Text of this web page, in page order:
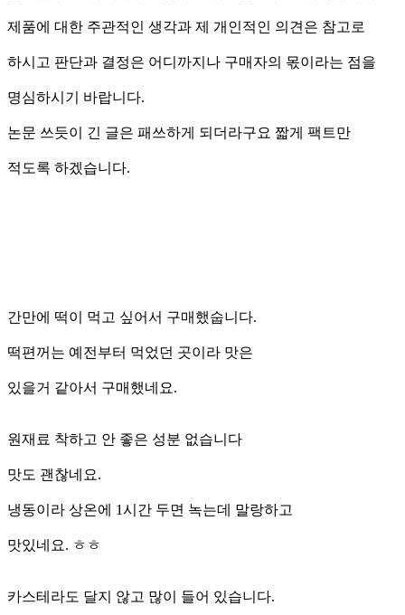
제품에 대한 주관적인 생각과 제 개인적인 의견은 참고로
하시고 판단과 결정은 어디까지나 구매자의 몫이라는 점을
명심하시기 바랍니다.
논문 쓰듯이 긴 글은 패쓰하게 되더라구요 짧게 팩트만
적도록 하겠습니다.
간만에 떡이 먹고 싶어서 구매했숩니다.
떡편꺼는 예전부터 먹었던 곳이라 맛은
있을거 같아서 구매했네요.
원재료 착하고 안 좋은 성분 없습니다
맛도 괜찮네요.
냉동이라 상온에 1시간 두면 녹는데 말랑하고
맛있네요. ㅎㅎ
카스테라도 달지 않고 많이 들어 있습니다.